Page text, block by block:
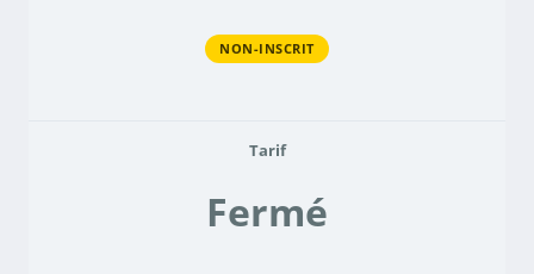
NON-INSCRIT
Tarif
Fermé